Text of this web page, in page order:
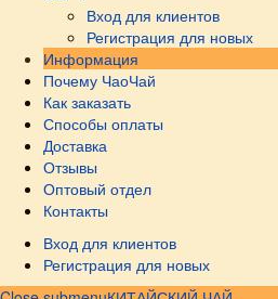
Вход для клиентов
Регистрация для новых
Информация
Почему ЧаоЧай
Как заказать
Способы оплаты
Доставка
Отзывы
Оптовый отдел
Контакты
Вход для клиентов
Регистрация для новых